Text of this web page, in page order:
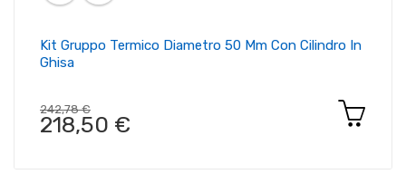
Kit Gruppo Termico Diametro 50 Mm Con Cilindro In
Ghisa
242,78 €
218,50 €